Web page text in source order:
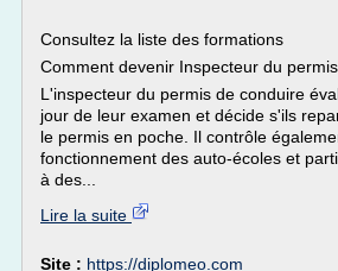
Consultez la liste des formations
Comment devenir Inspecteur du
L'inspecteur du permis de conduire
jour de leur examen et décide s'ils
le permis en poche. Il contrôle
fonctionnement des auto-écoles et
à des...
Lire la suite
Site : https://diplomeo.com